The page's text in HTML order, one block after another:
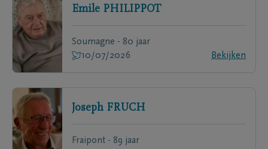
Emile PHILIPPOT
Soumagne - 80 jaar
10/07/2026
Bekijken
Joseph FRUCH
Fraipont - 89 jaar